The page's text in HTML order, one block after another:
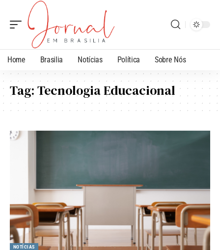
Home Brasilia Notícias Política Sobre Nós
Tag:Tecnologia Educacional
NOTÍCIAS